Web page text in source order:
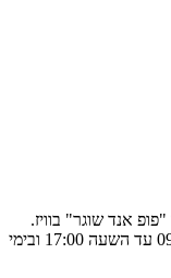
17 , נשר , חפשו "פופ אנד שוגר" בוויז.
שעות הפעילות הם בימים א' עד ה' מהשעה 09:00 עד השעה 17:00 ובימי